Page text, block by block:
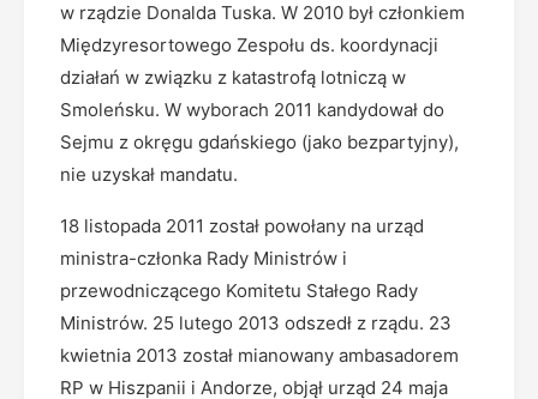
w rządzie Donalda Tuska. W 2010 był członkiem
Międzyresortowego Zespołu ds. koordynacji
działań w związku z katastrofą lotniczą w
Smoleńsku. W wyborach 2011 kandydował do
Sejmu z okręgu gdańskiego (jako bezpartyjny),
nie uzyskał mandatu.
18 listopada 2011 został powołany na urząd
ministra-członka Rady Ministrów i
przewodniczącego Komitetu Stałego Rady
Ministrów. 25 lutego 2013 odszedł z rządu. 23
kwietnia 2013 został mianowany ambasadorem
RP w Hiszpanii i Andorze, objął urząd 24 maja